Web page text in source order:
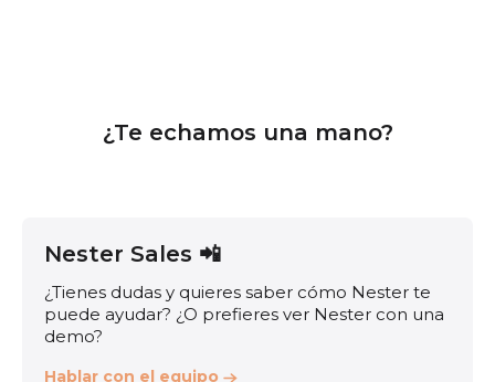
¿Te echamos una mano?
Nester Sales 📲
¿Tienes dudas y quieres saber cómo Nester te
puede ayudar? ¿O prefieres ver Nester con una
demo?
Hablar con el equipo